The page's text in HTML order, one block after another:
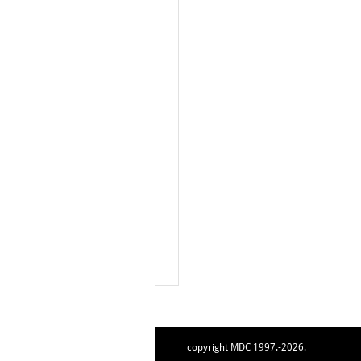
copyright MDC 1997.-2026.